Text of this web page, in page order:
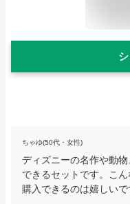
ちゃゆ(50代・女性)
ディズニーの名作や動
できるセットです。こ
購入できるのは嬉しいで